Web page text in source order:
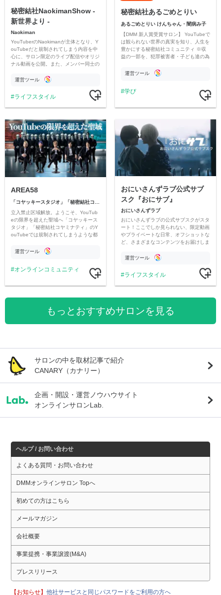
秘密結社NaokimanShow -
新世界より -
Naokiman
YouTuberのNaokimanが主体となり、Y
ouTubeだと規制されてしまう内容を中
心に、サロン限定のライブ配信やオリジ
ナル動画を公開。また、メンバー同士の
ただいています。
運営ツール
ライフスタイル
秘密結社あるごめとりい
あるごめとりい けんちゃん・闇病み子
【DMM 新人賞受賞サロン】 YouTubeで
は観られない世界の真実を知り、人生を
豊かにする秘密結社コミュニティ ※収
益の一部を、犯罪被害者・子ども達の為
す運営ツール
学び
AREA58
立入禁止区域解放。ようこそ、YouTub
eの限界を超えた聖域へ「コヤッキース
タジオ」「秘密結社コヤミナティ」のY
ouTubeでは規制されてしまうような都
公開。
運営ツール
オンラインコミュニティ
おにいさんずラブ公式サブ
スク『おにサブ』
おにいさんずラブ
おにいさんずラブの公式サブスクがスタ
ート！ここでしか見られない、限定動画
やプライベートな日常、オフショットな
ど、さまざまなコンテンツをお届けしま
運営ツール
ライフスタイル
もっとおすすめサロンを見る
サロンの中を取材記事で紹介
CANARY（カナリー）
企画・開設・運営ノウハウサイト
オンラインサロンLab.
ヘルプ / お問い合わせ
よくある質問・お問い合わせ
DMMオンラインサロン Topへ
初めての方はこちら
メールマガジン
会社概要
事業提携・事業譲渡(M&A)
プレスリリース
【お知らせ】他社サービスと同じパスワードをご利用の方へ